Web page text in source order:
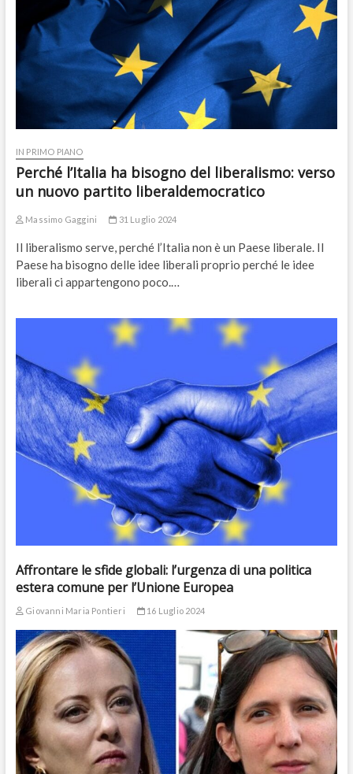
IN PRIMO PIANO
Perché l’Italia ha bisogno del liberalismo: verso
un nuovo partito liberaldemocratico
Massimo Gaggini 31 Luglio 2024
Il liberalismo serve, perché l’Italia non è un Paese liberale. Il
Paese ha bisogno delle idee liberali proprio perché le idee
liberali ci appartengono poco.…
Affrontare le sfide globali: l’urgenza di una politica
estera comune per l’Unione Europea
Giovanni Maria Pontieri 16 Luglio 2024